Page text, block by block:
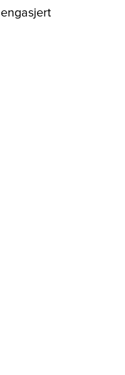
engasjert